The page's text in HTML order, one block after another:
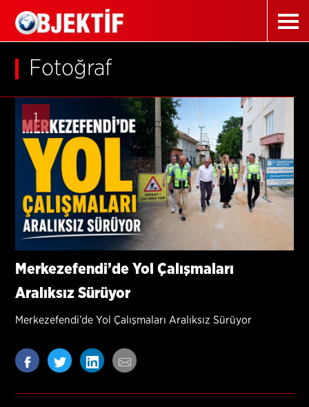
Fotoğraf
1
Merkezefendi’de Yol Çalışmaları
Aralıksız Sürüyor
Merkezefendi’de Yol Çalışmaları Aralıksız Sürüyor